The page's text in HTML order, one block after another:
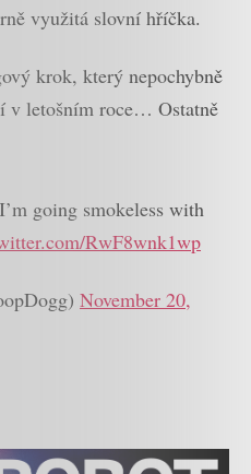
využitá slovní hříčka.
krok, který nepochybně
v letošním roce… Ostatně
going smokeless with
RwF8wnk1wp
November 20,